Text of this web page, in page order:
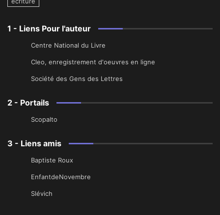
1 - Liens Pour l'auteur
Centre National du Livre
Cleo, enregistrement d'oeuvres en ligne
Société des Gens des Lettres
2 - Portails
Scopalto
3 - Liens amis
Baptiste Roux
EnfantdeNovembre
Slévich